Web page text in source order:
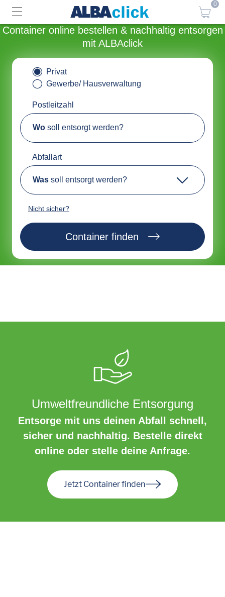
0
Container online bestellen & nachhaltig entsorgen
mit ALBAclick
Privat
Gewerbe/ Hausverwaltung
Postleitzahl
Wo soll entsorgt werden?
Abfallart
Was soll entsorgt werden?
Nicht sicher?
Container finden
Umweltfreundliche Entsorgung
Entsorge mit uns deinen Abfall schnell,
sicher und nachhaltig. Bestelle direkt
online oder stelle deine Anfrage.
Jetzt Container finden